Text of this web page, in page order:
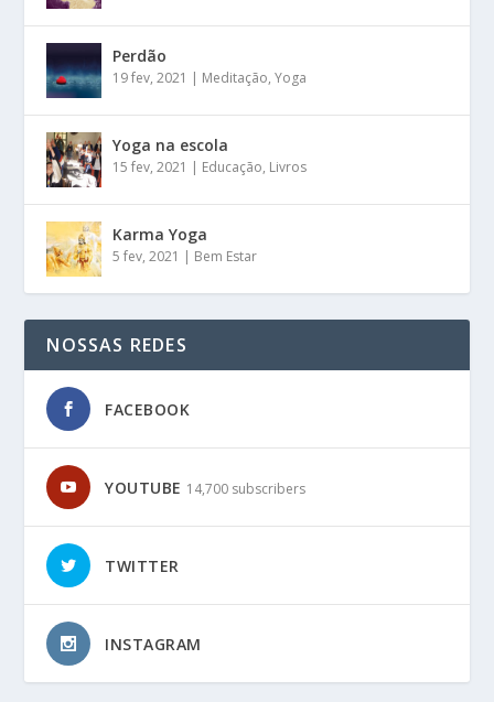
Perdão
19 fev, 2021 | Meditação,Yoga
Yoga na escola
15 fev, 2021 | Educação, Livros
Karma Yoga
5 fev, 2021 | Bem Estar
NOSSAS REDES
FACEBOOK
YOUTUBE 14,700 subscribers
TWITTER
INSTAGRAM